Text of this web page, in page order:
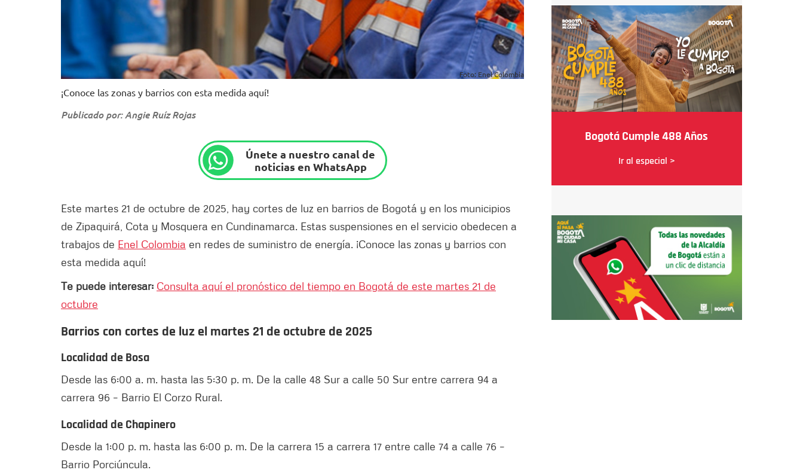
Foto: Enel Colombia
¡Conoce las zonas y barrios con esta medida aquí!
Publicado por: Angie Ruíz Rojas
Únete a nuestro canal de
noticias en WhatsApp
Este martes 21 de octubre de 2025, hay cortes de luz en barrios de Bogotá y en los municipios
de Zipaquirá, Cota y Mosquera en Cundinamarca. Estas suspensiones en el servicio obedecen a
trabajos de Enel Colombia en redes de suministro de energía. ¡Conoce las zonas y barrios con
esta medida aquí!
Te puede interesar: Consulta aquí el pronóstico del tiempo en Bogotá de este martes 21 de
octubre
Barrios con cortes de luz el martes 21 de octubre de 2025
Localidad de Bosa
Desde las 6:00 a. m. hasta las 5:30 p. m. De la calle 48 Sur a calle 50 Sur entre carrera 94 a
carrera 96 – Barrio El Corzo Rural.
Localidad de Chapinero
Desde la 1:00 p. m. hasta las 6:00 p. m. De la carrera 15 a carrera 17 entre calle 74 a calle 76 –
Barrio Porciúncula.
Bogotá Cumple 488 Años
Ir al especial >